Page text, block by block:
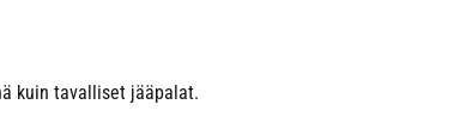
kuin tavalliset jääpalat.